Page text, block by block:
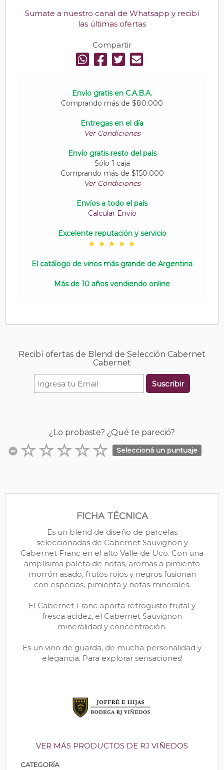
Sumate a nuestro canal de Whatsapp y recibí
las últimas ofertas
Compartir
Envío gratis en C.A.B.A.
Comprando más de $80.000
Entregas en el día
Ver Condiciones
Envío gratis resto del país
Sólo 1 caja
Comprando más de $150.000
Ver Condiciones
Envíos a todo el país
Calcular Envío
Excelente reputación y servicio
El catálogo de vinos más grande de Argentina
Más de 10 años vendiendo online
Recibí ofertas de Blend de Selección Cabernet
Cabernet
Suscribir
¿Lo probaste? ¿Qué te pareció?
Seleccioná un puntuaje
FICHA TÉCNICA
Es un blend de diseño de parcelas
seleccionadas de Cabernet Sauvignon y
Cabernet Franc en el alto Valle de Uco. Con una
amplísima paleta de notas, aromas a pimiento
morrón asado, frutos rojos y negros fusionan
con especias, pimienta y notas minerales.
El Cabernet Franc aporta retrogusto frutal y
fresca acidez, el Cabernet Sauvignon
mineralidad y concentración.
Es un vino de guarda, de mucha personalidad y
elegancia. Para explorar sensaciones!
VER MÁS PRODUCTOS DE RJ VIÑEDOS
CATEGORÍA